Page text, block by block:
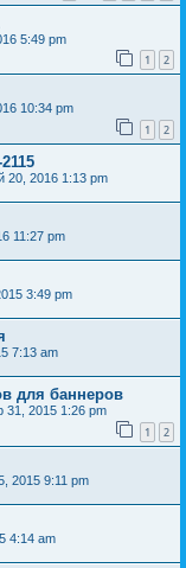
5:49 pm
1 2
10:34 pm
1 2
20, 2016 1:13 pm
11:27 pm
3:49 pm
7:13 am
для баннеров
31, 2015 1:26 pm
1 2
2015 9:11 pm
4:14 am